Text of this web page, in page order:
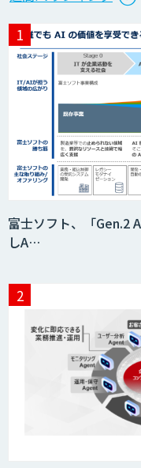
富士ソフト、「Gen.2
しA…